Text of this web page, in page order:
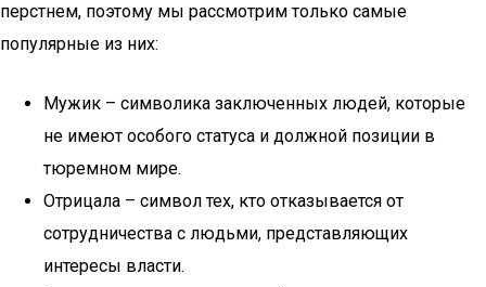
перстнем, поэтому мы рассмотрим только самые
популярные из них:
Мужик – символика заключенных людей, которые
не имеют особого статуса и должной позиции в
тюремном мире.
Отрицала – символ тех, кто отказывается от
сотрудничества с людьми, представляющих
интересы власти.